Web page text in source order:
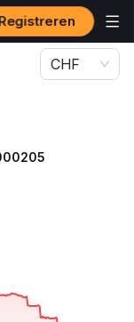
Registreren
CHF